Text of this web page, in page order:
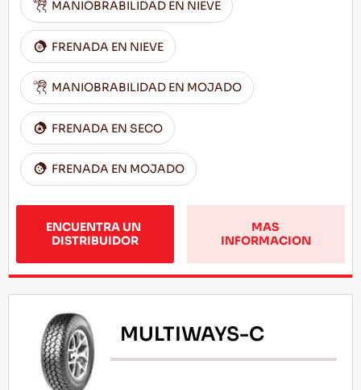
MANIOBRABILIDAD EN NIEVE
FRENADA EN NIEVE
MANIOBRABILIDAD EN MOJADO
FRENADA EN SECO
FRENADA EN MOJADO
ENCUENTRA UN
DISTRIBUIDOR
MAS
INFORMACION
MULTIWAYS-C